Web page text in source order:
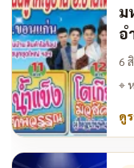
ม
อ
6
⌖
ดู